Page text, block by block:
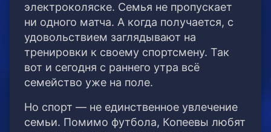
электроколяске. Семья не пропускает
ни одного матча. А когда получается, с
удовольствием заглядывают на
тренировки к своему спортсмену. Так
вот и сегодня с раннего утра всё
семейство уже на поле.
Но спорт — не единственное увлечение
семьи. Помимо футбола, Копеевы любят